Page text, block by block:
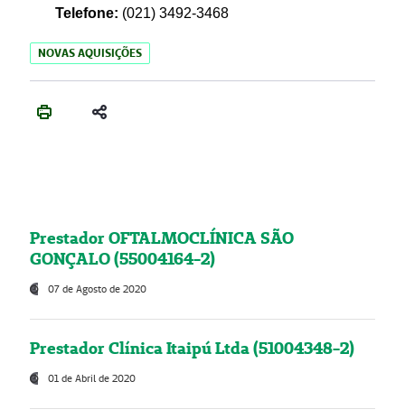
Telefone: (021) 3492-3468
NOVAS AQUISIÇÕES
Prestador OFTALMOCLÍNICA SÃO
GONÇALO (55004164-2)
07 de Agosto de 2020
Prestador Clínica Itaipú Ltda (51004348-2)
01 de Abril de 2020